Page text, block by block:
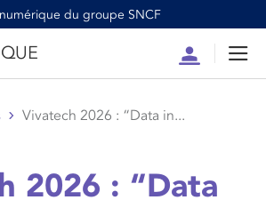
du groupe SNCF
Compte
Vivatech 2026 : “Data in...
2026 : “Data